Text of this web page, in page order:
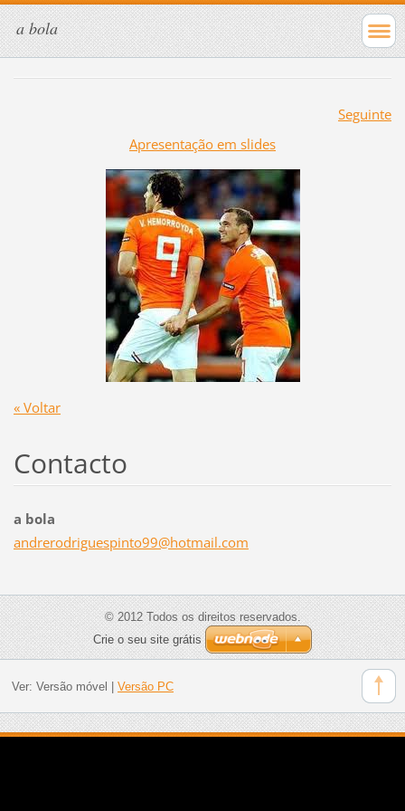
a bola
Seguinte
Apresentação em slides
« Voltar
Contacto
a bola
andrerodriguespinto99@hotmail.com
© 2012 Todos os direitos reservados.
Crie o seu site grátis
Ver: Versão móvel Versão PC